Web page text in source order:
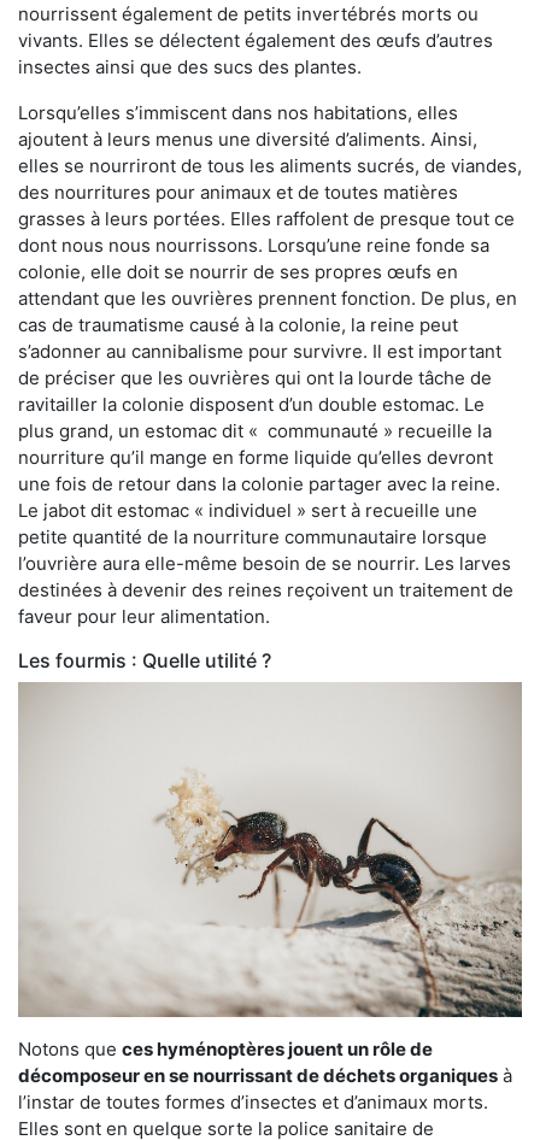
nourrissent également de petits invertébrés morts ou
vivants. Elles se délectent également des œufs d’autres
insectes ainsi que des sucs des plantes.
Lorsqu’elles s’immiscent dans nos habitations, elles
ajoutent à leurs menus une diversité d’aliments. Ainsi,
elles se nourriront de tous les aliments sucrés, de viandes,
des nourritures pour animaux et de toutes matières
grasses à leurs portées. Elles raffolent de presque tout ce
dont nous nous nourrissons. Lorsqu’une reine fonde sa
colonie, elle doit se nourrir de ses propres œufs en
attendant que les ouvrières prennent fonction. De plus, en
cas de traumatisme causé à la colonie, la reine peut
s’adonner au cannibalisme pour survivre. Il est important
de préciser que les ouvrières qui ont la lourde tâche de
ravitailler la colonie disposent d’un double estomac. Le
plus grand, un estomac dit « communauté » recueille la
nourriture qu’il mange en forme liquide qu’elles devront
une fois de retour dans la colonie partager avec la reine.
Le jabot dit estomac « individuel » sert à recueille une
petite quantité de la nourriture communautaire lorsque
l’ouvrière aura elle-même besoin de se nourrir. Les larves
destinées à devenir des reines reçoivent un traitement de
faveur pour leur alimentation.
Les fourmis : Quelle utilité ?
Notons que ces hyménoptères jouent un rôle de
décomposeur en se nourrissant de déchets organiques à
l’instar de toutes formes d’insectes et d’animaux morts.
Elles sont en quelque sorte la police sanitaire de